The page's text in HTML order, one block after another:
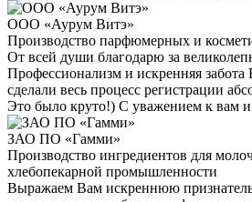
ООО «Аурум Витэ»
Производство парфюмерных и
От всей души благодарю за
Профессионализм и искренняя
сделали весь процесс регистрации
Это было круто!) С уважением к вам
ЗАО ПО «Гамми»
Производство ингредиентов для
хлебопекарной промышленности
Выражаем Вам искреннюю